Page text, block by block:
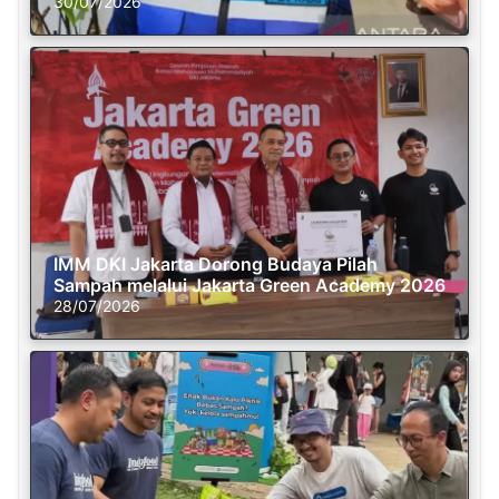
IMM DKI Jakarta Dorong Budaya Pilah
Sampah melalui Jakarta Green Academy 2026
28/07/2026